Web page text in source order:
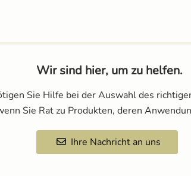
Wir sind hier, um zu helfen.
Sie Hilfe bei der Auswahl des
Sie Rat zu Produkten, deren
Ihre Nachricht an uns